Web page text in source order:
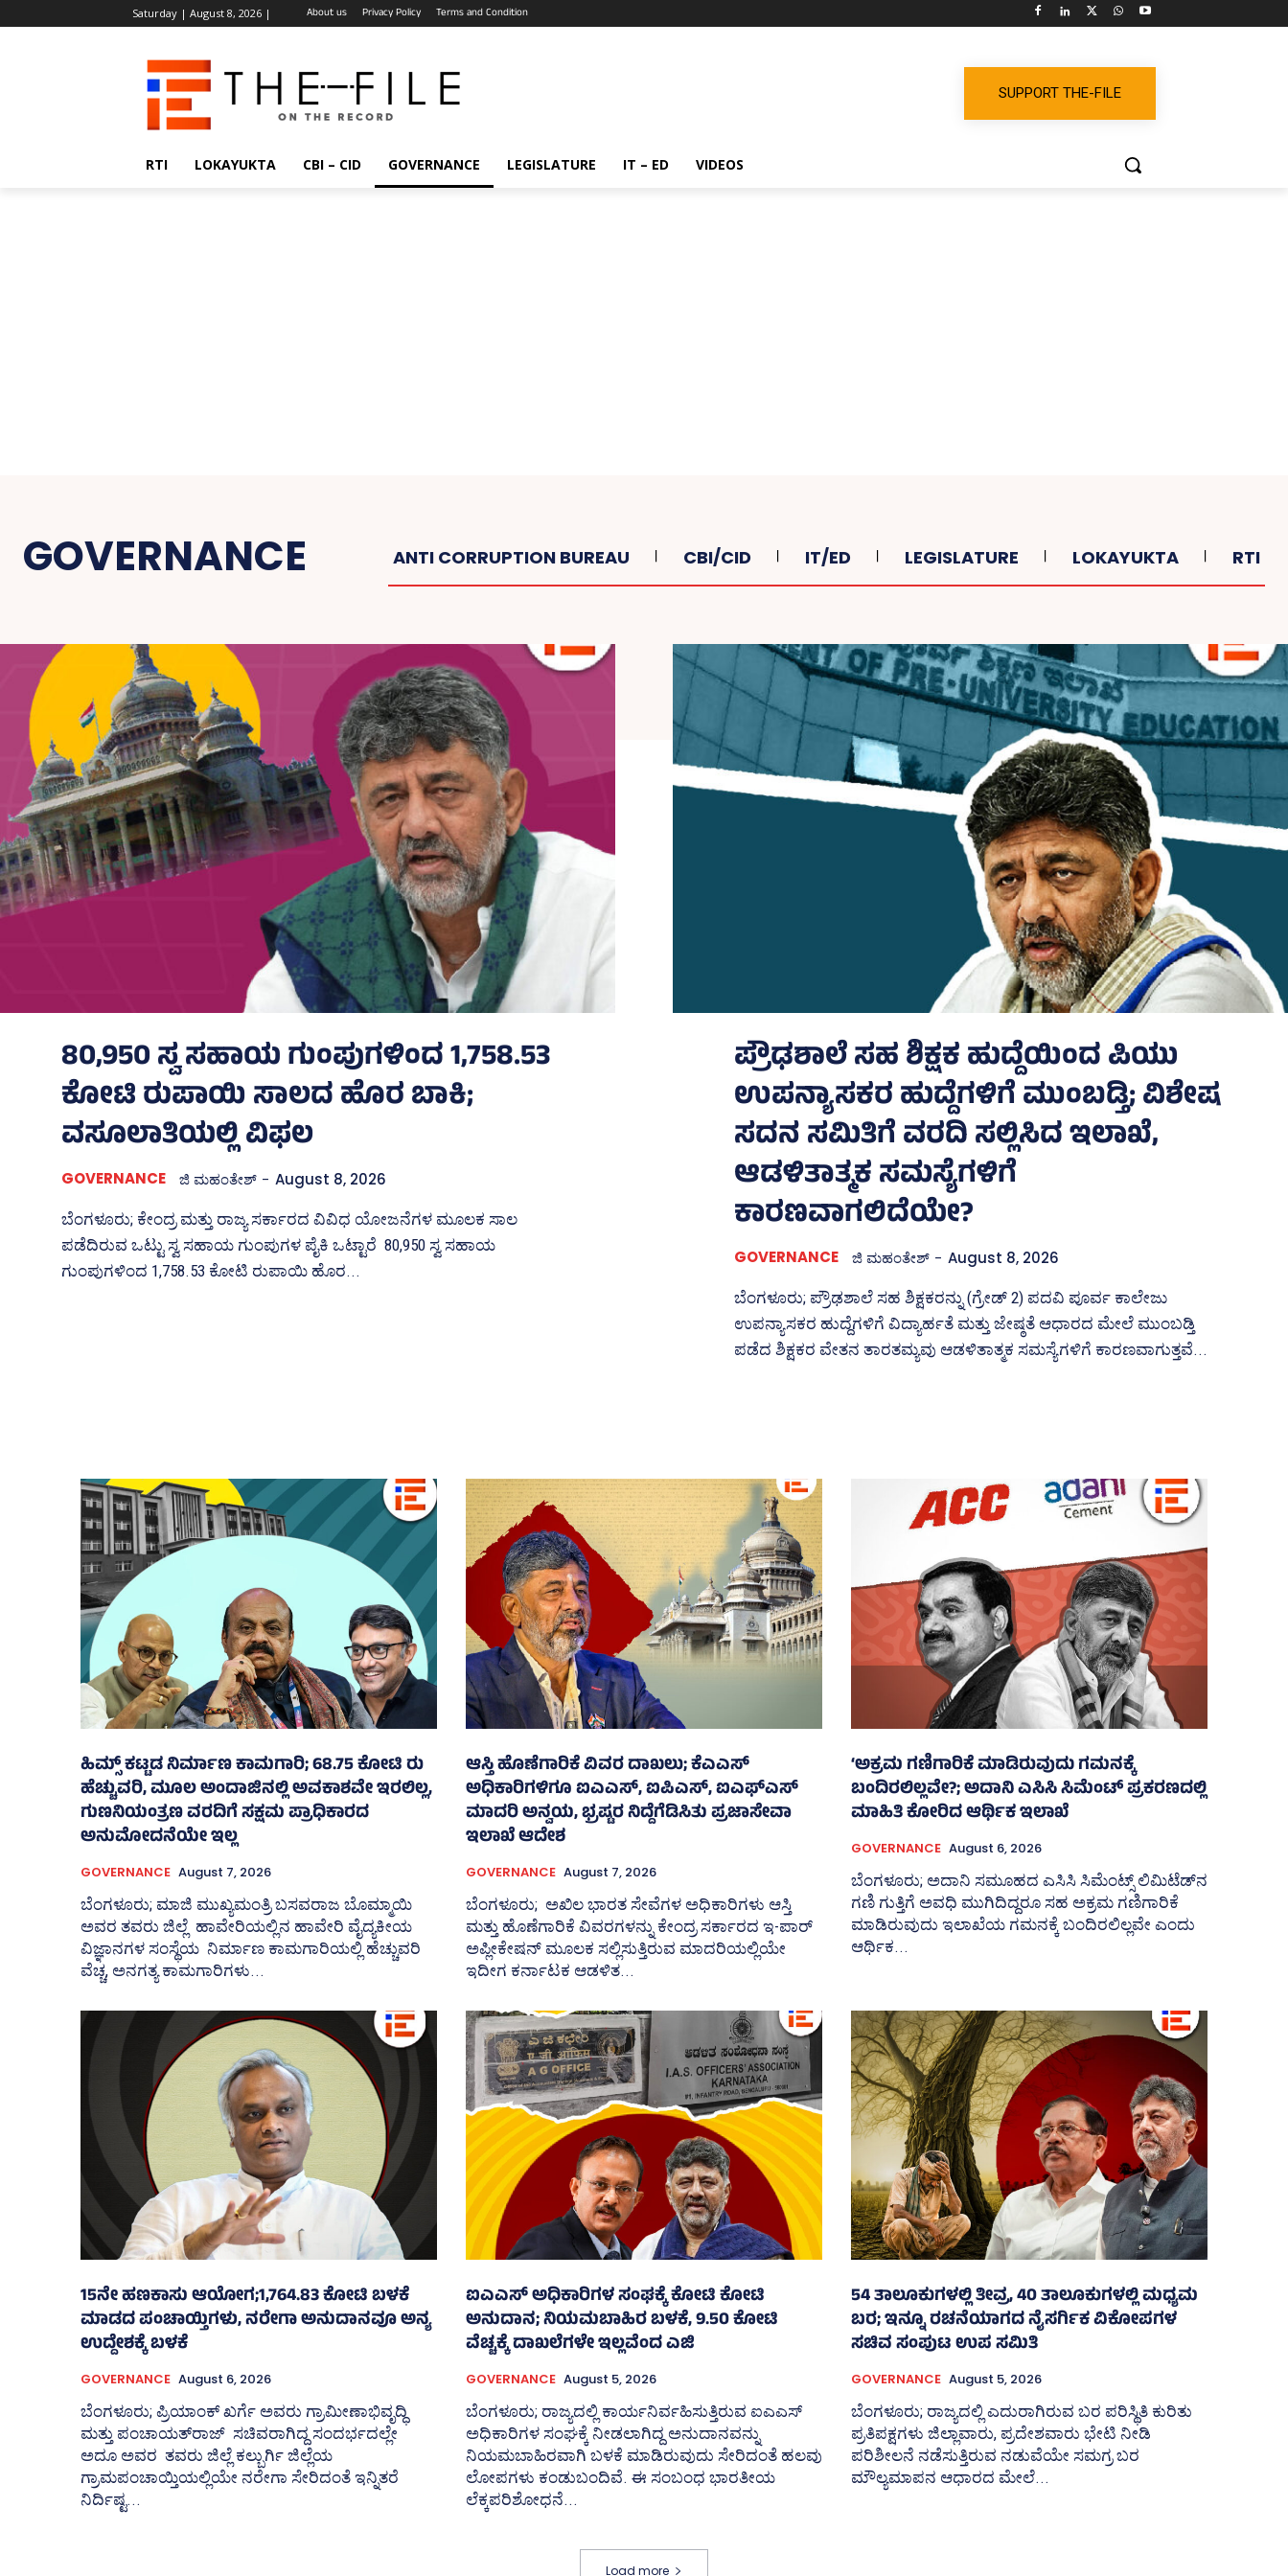
Saturday | August 8, 2026 | About us Privacy Policy Terms and Condition
SUPPORT THE-FILE
RTI LOKAYUKTA CBI – CID GOVERNANCE LEGISLATURE IT – ED VIDEOS
GOVERNANCE ANTI CORRUPTION BUREAU CBI/CID IT/ED LEGISLATURE LOKAYUKTA RTI
80,950 ಸ್ವ ಸಹಾಯ ಗುಂಪುಗಳಿಂದ 1,758.53
ಕೋಟಿ ರುಪಾಯಿ ಸಾಲದ ಹೊರ ಬಾಕಿ;
ವಸೂಲಾತಿಯಲ್ಲಿ ವಿಫಲ
GOVERNANCE ಜಿ ಮಹಂತೇಶ್ - August 8, 2026
ಬೆಂಗಳೂರು; ಕೇಂದ್ರ ಮತ್ತು ರಾಜ್ಯ ಸರ್ಕಾರದ ವಿವಿಧ ಯೋಜನೆಗಳ ಮೂಲಕ ಸಾಲ
ಪಡೆದಿರುವ ಒಟ್ಟು ಸ್ವ ಸಹಾಯ ಗುಂಪುಗಳ ಪೈಕಿ ಒಟ್ಟಾರೆ 80,950 ಸ್ವ ಸಹಾಯ
ಗುಂಪುಗಳಿಂದ 1,758.53 ಕೋಟಿ ರುಪಾಯಿ ಹೊರ...
ಪ್ರೌಢಶಾಲೆ ಸಹ ಶಿಕ್ಷಕ ಹುದ್ದೆಯಿಂದ ಪಿಯು
ಉಪನ್ಯಾಸಕರ ಹುದ್ದೆಗಳಿಗೆ ಮುಂಬಡ್ತಿ; ವಿಶೇಷ
ಸದನ ಸಮಿತಿಗೆ ವರದಿ ಸಲ್ಲಿಸಿದ ಇಲಾಖೆ,
ಆಡಳಿತಾತ್ಮಕ ಸಮಸ್ಯೆಗಳಿಗೆ
ಕಾರಣವಾಗಲಿದೆಯೇ?
GOVERNANCE ಜಿ ಮಹಂತೇಶ್ - August 8, 2026
ಬೆಂಗಳೂರು; ಪ್ರೌಢಶಾಲೆ ಸಹ ಶಿಕ್ಷಕರನ್ನು (ಗ್ರೇಡ್‌ 2) ಪದವಿ ಪೂರ್ವ ಕಾಲೇಜು
ಉಪನ್ಯಾಸಕರ ಹುದ್ದೆಗಳಿಗೆ ವಿದ್ಯಾರ್ಹತೆ ಮತ್ತು ಜೇ‍ಷ್ಠತೆ ಆಧಾರದ ಮೇಲೆ ಮುಂಬಡ್ತಿ
ಪಡೆದ ಶಿಕ್ಷಕರ ವೇತನ ತಾರತಮ್ಯವು ಆಡಳಿತಾತ್ಮಕ ಸಮಸ್ಯೆಗಳಿಗೆ ಕಾರಣವಾಗುತ್ತವೆ...
ಹಿಮ್ಸ್‌ ಕಟ್ಟಡ ನಿರ್ಮಾಣ ಕಾಮಗಾರಿ; 68.75 ಕೋಟಿ ರು
ಹೆಚ್ಚುವರಿ, ಮೂಲ ಅಂದಾಜಿನಲ್ಲಿ ಅವಕಾಶವೇ ಇರಲಿಲ್ಲ,
ಗುಣನಿಯಂತ್ರಣ ವರದಿಗೆ ಸಕ್ಷಮ ಪ್ರಾಧಿಕಾರದ
ಅನುಮೋದನೆಯೇ ಇಲ್ಲ
GOVERNANCE August 7, 2026
ಬೆಂಗಳೂರು; ಮಾಜಿ ಮುಖ್ಯಮಂತ್ರಿ ಬಸವರಾಜ ಬೊಮ್ಮಾಯಿ
ಅವರ ತವರು ಜಿಲ್ಲೆ ಹಾವೇರಿಯಲ್ಲಿನ ಹಾವೇರಿ ವೈದ್ಯಕೀಯ
ವಿಜ್ಞಾನಗಳ ಸಂಸ್ಥೆಯ ನಿರ್ಮಾಣ ಕಾಮಗಾರಿಯಲ್ಲಿ ಹೆಚ್ಚುವರಿ
ವೆಚ್ಚ, ಅನಗತ್ಯ ಕಾಮಗಾರಿಗಳು...
ಆಸ್ತಿ ಹೊಣೆಗಾರಿಕೆ ವಿವರ ದಾಖಲು; ಕೆಎಎಸ್
ಅಧಿಕಾರಿಗಳಿಗೂ ಐಎಎಸ್‌, ಐಪಿಎಸ್‌, ಐಎಫ್‌ಎಸ್‌
ಮಾದರಿ ಅನ್ವಯ, ಭ್ರಷ್ಟರ ನಿದ್ದೆಗೆಡಿಸಿತು ಪ್ರಜಾಸೇವಾ
ಇಲಾಖೆ ಆದೇಶ
GOVERNANCE August 7, 2026
ಬೆಂಗಳೂರು; ಅಖಿಲ ಭಾರತ ಸೇವೆಗಳ ಅಧಿಕಾರಿಗಳು ಆಸ್ತಿ
ಮತ್ತು ಹೊಣೆಗಾರಿಕೆ ವಿವರಗಳನ್ನು ಕೇಂದ್ರ ಸರ್ಕಾರದ ಇ-ಪಾರ್
ಅಪ್ಲೀಕೇಷನ್‌ ಮೂಲಕ ಸಲ್ಲಿಸುತ್ತಿರುವ ಮಾದರಿಯಲ್ಲಿಯೇ
ಇದೀಗ ಕರ್ನಾಟಕ ಆಡಳಿತ...
‘ಅಕ್ರಮ ಗಣಿಗಾರಿಕೆ ಮಾಡಿರುವುದು ಗಮನಕ್ಕೆ
ಬಂದಿರಲಿಲ್ಲವೇ?; ಅದಾನಿ ಎಸಿಸಿ ಸಿಮೆಂಟ್ ಪ್ರಕರಣದಲ್ಲಿ
ಮಾಹಿತಿ ಕೋರಿದ ಆರ್ಥಿಕ ಇಲಾಖೆ
GOVERNANCE August 6, 2026
ಬೆಂಗಳೂರು; ಅದಾನಿ ಸಮೂಹದ ಎಸಿಸಿ ಸಿಮೆಂಟ್ಸ್‌ ಲಿಮಿಟೆಡ್‌ನ
ಗಣಿ ಗುತ್ತಿಗೆ ಅವಧಿ ಮುಗಿದಿದ್ದರೂ ಸಹ ಅಕ್ರಮ ಗಣಿಗಾರಿಕೆ
ಮಾಡಿರುವುದು ಇಲಾಖೆಯ ಗಮನಕ್ಕೆ ಬಂದಿರಲಿಲ್ಲವೇ ಎಂದು
ಆರ್ಥಿಕ...
15ನೇ ಹಣಕಾಸು ಆಯೋಗ;1,764.83 ಕೋಟಿ ಬಳಕೆ
ಮಾಡದ ಪಂಚಾಯ್ತಿಗಳು, ನರೇಗಾ ಅನುದಾನವೂ ಅನ್ಯ
ಉದ್ದೇಶಕ್ಕೆ ಬಳಕೆ
GOVERNANCE August 6, 2026
ಬೆಂಗಳೂರು; ಪ್ರಿಯಾಂಕ್‌ ಖರ್ಗೆ ಅವರು ಗ್ರಾಮೀಣಾಭಿವೃದ್ಧಿ
ಮತ್ತು ಪಂಚಾಯತ್‌ರಾಜ್‌ ಸಚಿವರಾಗಿದ್ದ ಸಂದರ್ಭದಲ್ಲೇ
ಅದೂ ಅವರ ತವರು ಜಿಲ್ಲೆ ಕಲ್ಬುರ್ಗಿ ಜಿಲ್ಲೆಯ
ಗ್ರಾಮಪಂಚಾಯ್ತಿಯಲ್ಲಿಯೇ ನರೇಗಾ ಸೇರಿದಂತೆ ಇನ್ನಿತರೆ
ನಿರ್ದಿಷ್ಟ...
ಐಎಎಸ್‌ ಅಧಿಕಾರಿಗಳ ಸಂಘಕ್ಕೆ ಕೋಟಿ ಕೋಟಿ
ಅನುದಾನ; ನಿಯಮಬಾಹಿರ ಬಳಕೆ, 9.50 ಕೋಟಿ
ವೆಚ್ಚಕ್ಕೆ ದಾಖಲೆಗಳೇ ಇಲ್ಲವೆಂದ ಎಜಿ
GOVERNANCE August 5, 2026
ಬೆಂಗಳೂರು; ರಾಜ್ಯದಲ್ಲಿ ಕಾರ್ಯನಿರ್ವಹಿಸುತ್ತಿರುವ ಐಎಎಸ್‌
ಅಧಿಕಾರಿಗಳ ಸಂಘಕ್ಕೆ ನೀಡಲಾಗಿದ್ದ ಅನುದಾನವನ್ನು
ನಿಯಮಬಾಹಿರವಾಗಿ ಬಳಕೆ ಮಾಡಿರುವುದು ಸೇರಿದಂತೆ ಹಲವು
ಲೋಪಗಳು ಕಂಡುಬಂದಿವೆ. ಈ ಸಂಬಂಧ ಭಾರತೀಯ
ಲೆಕ್ಕಪರಿಶೋಧನೆ...
54 ತಾಲೂಕುಗಳಲ್ಲಿ ತೀವ್ರ, 40 ತಾಲೂಕುಗಳಲ್ಲಿ ಮಧ್ಯಮ
ಬರ; ಇನ್ನೂ ರಚನೆಯಾಗದ ನೈಸರ್ಗಿಕ ವಿಕೋಪಗಳ
ಸಚಿವ ಸಂಪುಟ ಉಪ ಸಮಿತಿ
GOVERNANCE August 5, 2026
ಬೆಂಗಳೂರು; ರಾಜ್ಯದಲ್ಲಿ ಎದುರಾಗಿರುವ ಬರ ಪರಿಸ್ಥಿತಿ ಕುರಿತು
ಪ್ರತಿಪಕ್ಷಗಳು ಜಿಲ್ಲಾವಾರು, ಪ್ರದೇಶವಾರು ಭೇಟಿ ನೀಡಿ
ಪರಿಶೀಲನೆ ನಡೆಸುತ್ತಿರುವ ನಡುವೆಯೇ ಸಮಗ್ರ ಬರ
ಮೌಲ್ಯಮಾಪನ ಆಧಾರದ ಮೇಲೆ...
Load more